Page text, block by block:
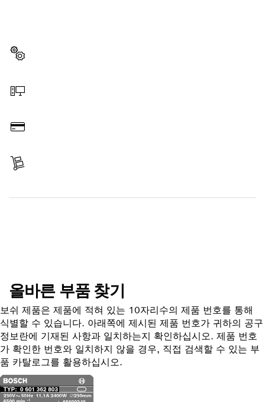
올바른 부품 찾기
보쉬 제품은 제품에 적혀 있는 10자리수의 제품 번호를 통해
식별할 수 있습니다. 아래쪽에 제시된 제품 번호가 귀하의 공구
정보란에 기재된 사항과 일치하는지 확인하십시오. 제품 번호
가 확인한 번호와 일치하지 않을 경우, 직접 검색할 수 있는 부
품 카탈로그를 활용하십시오.